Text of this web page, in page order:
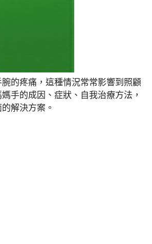
的疼痛，這種情況常常影響到照顧
手的成因、症狀、自我治療方法，
解決方案。